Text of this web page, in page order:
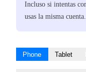
Incluso si intentas
usas la misma cuenta.
Phone Tablet